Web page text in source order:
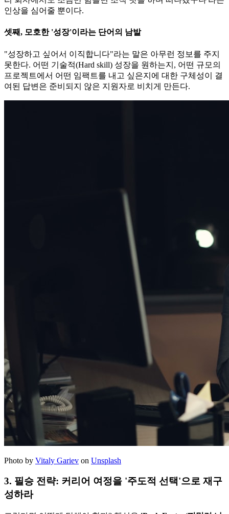
인상을 심어줄 뿐이다.
셋째, 모호한 '성장'이라는 단어의 남발
"성장하고 싶어서 이직합니다"라는 말은 아무런 정보를 주지
못한다. 어떤 기술적(Hard skill) 성장을 원하는지, 어떤 규모의
프로젝트에서 어떤 임팩트를 내고 싶은지에 대한 구체성이 결
여된 답변은 준비되지 않은 지원자로 비치게 만든다.
Photo by Vitaly Gariev on Unsplash
3. 필승 전략: 커리어 여정을 '주도적 선택'으로 재구
성하라